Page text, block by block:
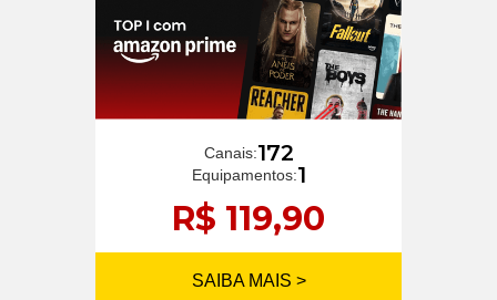
Canais:172
Equipamentos:1
R$ 119,90
SAIBA MAIS >